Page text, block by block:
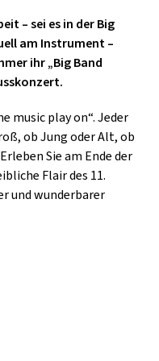
– sei es in der Big
am Instrument –
ihr „Big Band
music play on“. Jeder
ob Jung oder Alt, ob
Sie am Ende der
Flair des 11.
und wunderbarer